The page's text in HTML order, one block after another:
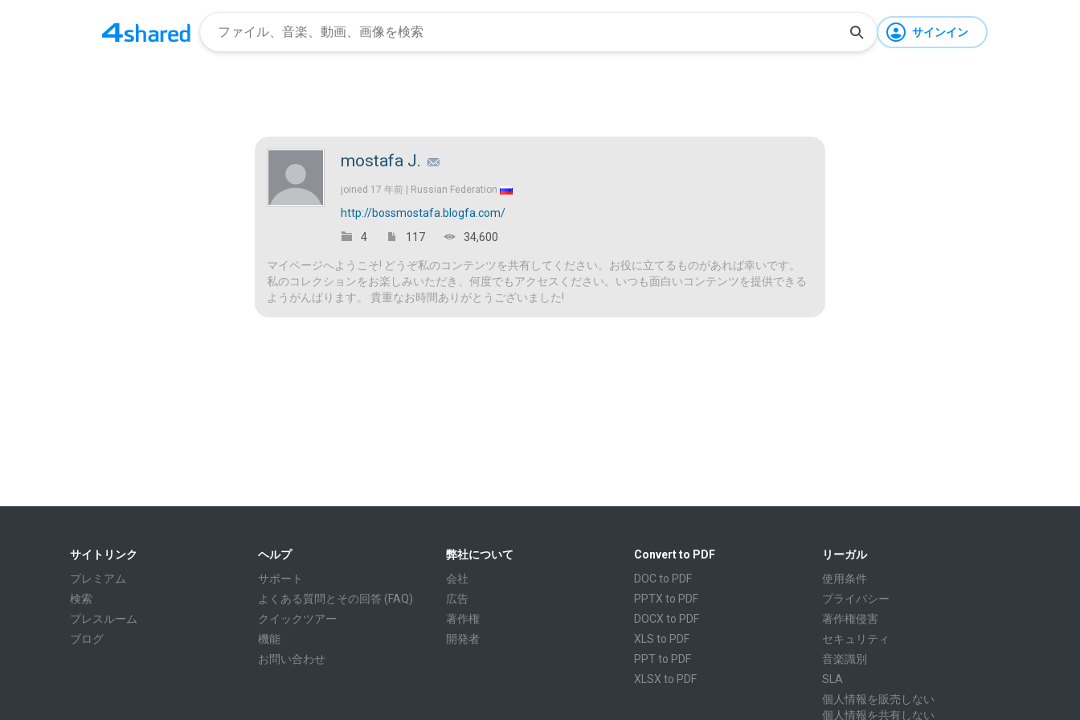
サインイン
mostafa J.
joined 17 年前 | Russian Federation
http://bossmostafa.blogfa.com/
4
117 34,600
マイページへようこそ! どうぞ私のコンテンツを共有してください。お役に立てるものがあれば幸いです。
私のコレクションをお楽しみいただき、何度でもアクセスください。いつも面白いコンテンツを提供できる
ようがんばります。 貴重なお時間ありがとうございました!
サイトリンク
プレミアム
検索
プレスルーム
ブログ
ヘルプ
サポート
よくある質問とその回答 (FAQ)
クイックツアー
機能
お問い合わせ
弊社について
会社
広告
著作権
開発者
Convert to PDF
DOC to PDF
PPTX to PDF
DOCX to PDF
XLS to PDF
PPT to PDF
XLSX to PDF
リーガル
使用条件
プライバシー
著作権侵害
セキュリティ
音楽識別
SLA
個人情報を販売しない
個人情報を共有しない